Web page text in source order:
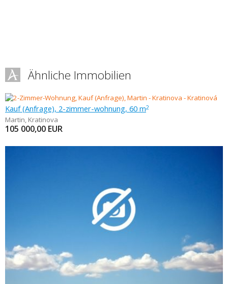
Ähnliche Immobilien
Kauf (Anfrage), 2-zimmer-wohnung, 60 m2
Martin, Kratinova
105 000,00 EUR